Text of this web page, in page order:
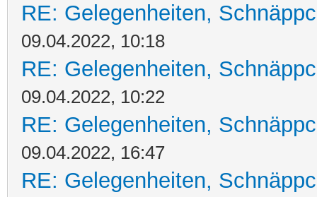
RE: Gelegenheiten,
09.04.2022, 10:18
RE: Gelegenheiten,
09.04.2022, 10:22
RE: Gelegenheiten,
09.04.2022, 16:47
RE: Gelegenheiten,